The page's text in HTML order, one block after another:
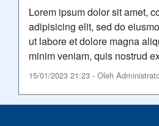
Lorem ipsum dolor sit amet,
adipisicing elit, sed do
ut labore et dolore magna
minim veniam, quis nostrud
15/01/2023 21:23 - Oleh